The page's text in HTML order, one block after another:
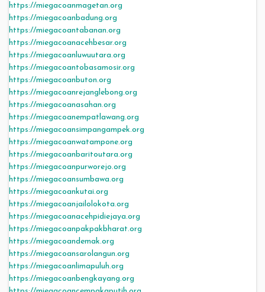
https://miegacoanmagetan.org
https://miegacoanbadung.org
https://miegacoantabanan.org
https://miegacoanacehbesar.org
https://miegacoanluwuutara.org
https://miegacoantobasamosir.org
https://miegacoanbuton.org
https://miegacoanrejanglebong.org
https://miegacoanasahan.org
https://miegacoanempatlawang.org
https://miegacoansimpangampek.org
https://miegacoanwatampone.org
https://miegacoanbaritoutara.org
https://miegacoanpurworejo.org
https://miegacoansumbawa.org
https://miegacoankutai.org
https://miegacoanjailolokota.org
https://miegacoanacehpidiejaya.org
https://miegacoanpakpakbharat.org
https://miegacoandemak.org
https://miegacoansarolangun.org
https://miegacoanlimapuluh.org
https://miegacoanbengkayang.org